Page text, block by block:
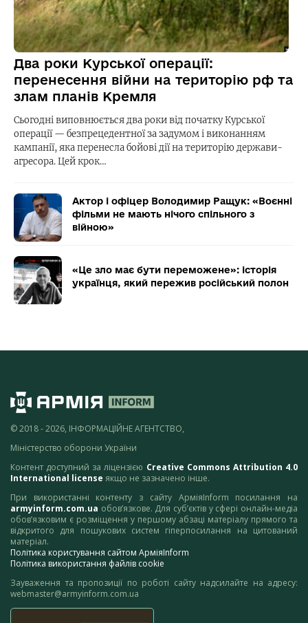
Два роки Курської операції:
перенесення війни на територію рф та
злам планів Кремля
Сьогодні виповнюється два роки від початку Курської
операції — безпрецедентної за задумом і виконанням
кампанії, яка перенесла бойові дії на територію держави-
агресора. Цей крок…
Актор і офіцер Володимир Ращук: «Воєнні
фільми не мають нічого спільного з
війною»
«Це зло має бути переможене»: історія
українця, який пережив російський полон
© 2018 - 2026, ІНФОРМАЦІЙНЕ АГЕНТСТВО,
Міністерство оборони України
Контент доступний за ліцензією Creative Commons Attribution 4.0
International license якщо не зазначено інше.
При використанні контенту з сайту АрміяInform посилання на
armyinform.com.ua обов’язкове. Для суб’єктів у сфері онлайн-медіа
обов’язковим є розміщення у першому абзаці матеріалу прямого та
відкритого для пошукових систем гіперпосилання на цитований
матеріал.
Політика користування сайтом АрміяInform
Політика використання файлів cookie
Зауваження та пропозиції по роботі сайту надсилайте на адресу:
webmaster@armyinform.com.ua